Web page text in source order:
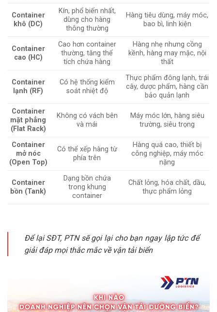
Container
khô (DC)
Kín, phổ biến nhất,
dùng cho hàng
thông thường
Hàng tiêu dùng, máy móc,
bao bì, linh kiện
Container
cao (HC)
Cao hơn container
thường, tăng thể
tích chứa hàng
Hàng nhẹ nhưng cồng
kềnh, hàng may mặc, nội
thất
Container
lạnh (RF)
Có hệ thống kiểm
soát nhiệt độ
Thực phẩm đông lạnh, trái
cây, dược phẩm, hàng cần
bảo quản lạnh
Container
mặt phẳng
(Flat Rack)
Không có vách bên
và mái
Máy móc lớn, hàng siêu
trường, siêu trọng
Container
mở nóc
(Open Top)
Có thể xếp hàng từ
phía trên
Hàng quá cao, thiết bị
công nghiệp, máy móc
nặng
Container
bồn (Tank)
Dạng bồn chứa
trong khung
container
Chất lỏng, hóa chất, dầu,
thực phẩm lỏng
Để lại SĐT, PTN sẽ gọi lại cho bạn ngay lập tức để
giải đáp mọi thắc mắc về vận tải biển